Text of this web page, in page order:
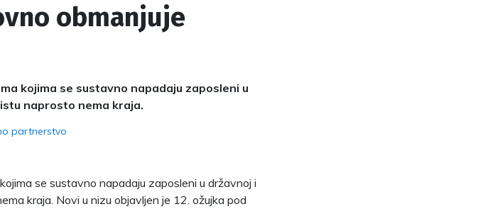
obmanjuje
kojima se sustavno napadaju zaposleni u
naprosto nema kraja.
partnerstvo
se sustavno napadaju zaposleni u državnoj i
kraja. Novi u nizu objavljen je 12. ožujka pod